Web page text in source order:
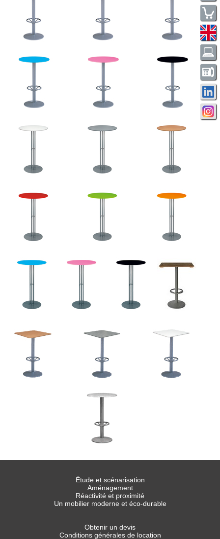
Étude et scénarisation
Aménagement
Réactivité et proximité
Un mobilier moderne et éco-durable
Obtenir un devis
Conditions générales de location